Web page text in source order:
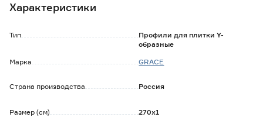
облицовке стен.
- увеличение срока службы плиточной облицовки;
- эстетичный внешний вид.
Характеристики
Тип
Профили для плитки Y-
образные
Марка
GRACE
Страна производства Россия
Размер (см) 270х1